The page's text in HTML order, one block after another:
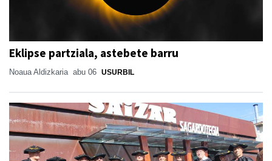
Eklipse partziala, astebete barru
Noaua Aldizkaria abu 06 USURBIL